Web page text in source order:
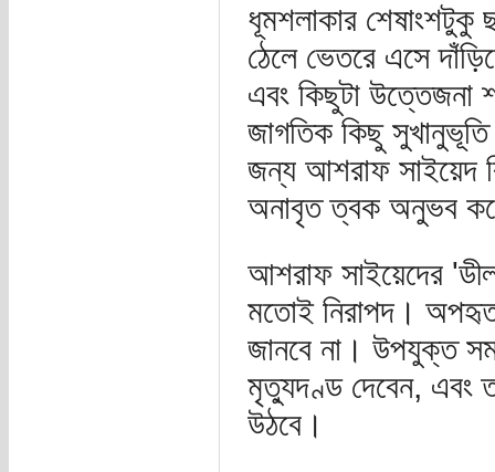
ধূমশলাকার শেষাংশটুকু
ঠেলে ভেতরে এসে
এবং কিছুটা উত্তেজনা
জাগতিক কিছু
জন্য আশরাফ সাইয়েদ
অনাবৃত ত্বক অনুভব
আশরাফ সাইয়েদের
মতোই নিরাপদ।
জানবে না। উপযুক্ত
মৃত্যুদণ্ড দেবেন, এবং
উঠবে।